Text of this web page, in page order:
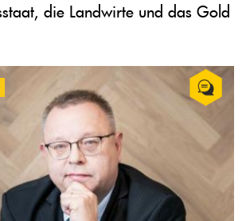
die Landwirte und das Gold